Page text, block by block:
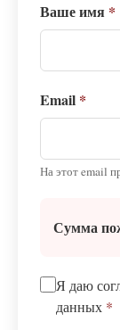
Ваше имя *
Email *
На этот email
Сумма
Я даю
данных *